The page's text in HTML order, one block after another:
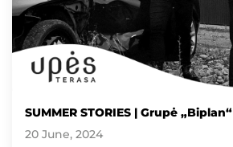
SUMMER STORIES | Grupė „Biplan“
20 June, 2024